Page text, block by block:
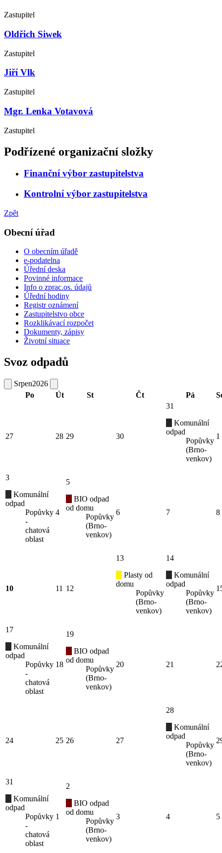
Zastupitel
Oldřich Siwek
Zastupitel
Jiří Vlk
Zastupitel
Mgr. Lenka Votavová
Zastupitel
Podřízené organizační složky
Finanční výbor zastupitelstva
Kontrolní výbor zastupitelstva
Zpět
Obecní úřad
O obecním úřadě
e-podatelna
Úřední deska
Povinné informace
Info o zprac.os. údajů
Úřední hodiny
Registr oznámení
Zastupitelstvo obce
Rozklikávací rozpočet
Dokumenty, zápisy
Životní situace
Svoz odpadů
Srpen2026
Po
Út St Čt Pá
27 28 29 30
31
Komunální
odpad
Popůvky
(Brno-
venkov)
1
3
Komunální
odpad
Popůvky
-
chatová
oblast
4
5
BIO odpad
od domu
Popůvky
(Brno-
venkov)
6 7 8
10 11 12
13
Plasty od
domu
Popůvky
(Brno-
venkov)
14
Komunální
odpad
Popůvky
(Brno-
venkov)
17
Komunální
odpad
Popůvky
-
chatová
oblast
18
19
BIO odpad
od domu
Popůvky
(Brno-
venkov)
20 21
24 25 26 27
28
Komunální
odpad
Popůvky
(Brno-
venkov)
31
Komunální
odpad
Popůvky
-
chatová
oblast
1
2
BIO odpad
od domu
Popůvky
(Brno-
venkov)
3 4 5